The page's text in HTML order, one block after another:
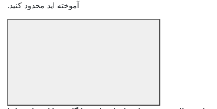
آموخته اید محدود کنید.